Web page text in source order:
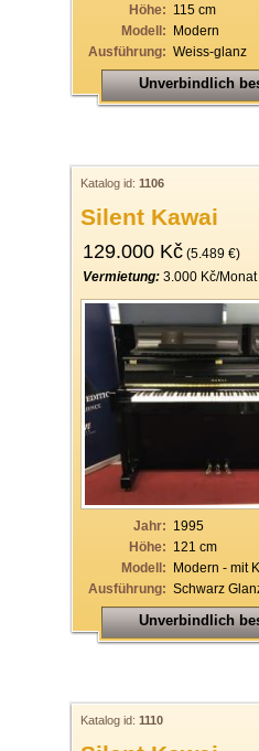
Höhe: 115 cm
Modell: Modern
Ausführung: Weiss-glanz
Unverbindlich
Katalog id: 1106
Silent Kawai
129.000 Kč (5.489 €)
Vermietung: 3.000 Kč/Monat
Jahr: 1995
Höhe: 121 cm
Modell: Modern - mit
Ausführung: Schwarz
Unverbindlich
Katalog id: 1110